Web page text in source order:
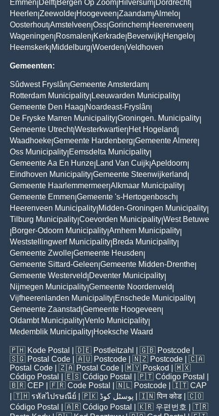
Emmen Delft| Bergen Op Zoom Hilversum Dordrecht|
Heerlen Zeewolde Hoogeveen Zaandam Almelo
Oosterhout|Amstelveen Oss Gorinchem Heerenveen
Wageningen Rosmalen Kerkrade Beverwijk Hengelo
Heemskerk Middelburg Woerden Veldhoven
Gemeenten:
Sûdwest Fryslân Gemeente Amsterdam
Rotterdam Municipality Leeuwarden Municipality
Gemeente Den Haag Noardeast-Fryslân
De Fryske Marren Municipality Groningen. Municipality
Gemeente Utrecht|Westerkwartier Het Hogeland
Waadhoeke Gemeente Hardenberg Gemeente Almere
Oss Municipality Eemsdelta Municipality
Gemeente Aa En Hunze Land Van Cuijk Apeldoorn
Eindhoven Municipality Gemeente Steenwijkerland
Gemeente Haarlemmermeer Alkmaar Municipality
Gemeente Emmen Gemeente 's-Hertogenbosch
Heerenveen Municipality Midden-Groningen Municipality
Tilburg Municipality Coevorden Municipality West Betuwe
Borger-Odoorn Municipality Arnhem Municipality
Weststellingwerf Municipality Breda Municipality
Gemeente Zwolle Gemeente Heusden
Gemeente Sittard-Geleen Gemeente Midden-Drenthe
Gemeente Westerveld Deventer Municipality
Nijmegen Municipality Gemeente Noordenveld
Vijfheerenlanden Municipality Enschede Municipality
Gemeente Zaanstad Gemeente Hoogeveen
Oldambt Municipality Venlo Municipality
Medemblik Municipality Hoeksche Waard
🇵🇭 Kode Postal | 🇩🇪 Postleitzahl | 🇬🇧 Postcode
🇸🇬 Postal Code | 🇦🇺 Postcode | 🇳🇿 Postcode | 🇨🇦
Postal Code | 🇿🇦 Postal Code | 🇲🇾 Poskod
| 🇲🇽
Código Postal
| 🇪🇸 Código Postal | 🇵🇹 Código Postal
🇧🇷 CEP | 🇫🇷 Code Postal | 🇳🇱 Postcode | 🇮🇹 CAP
| 🇹🇭 รหัสไปรษณีย์ | 🇵🇰 پوسٹل کوڈ | 🇮🇳पिन कोड | 🇨🇴
Código Postal
| 🇦🇷 Código Postal | 🇰🇷 우편번호
| 🇹🇷